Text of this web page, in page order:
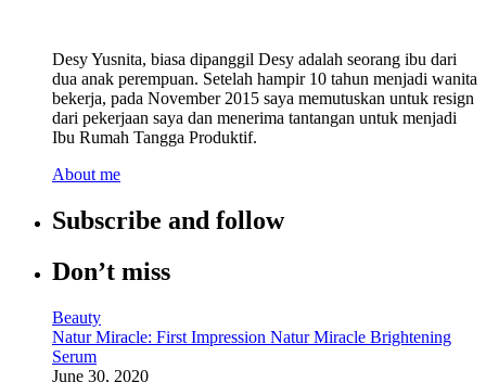
Desy Yusnita, biasa dipanggil Desy adalah seorang ibu dari
dua anak perempuan. Setelah hampir 10 tahun menjadi wanita
bekerja, pada November 2015 saya memutuskan untuk resign
dari pekerjaan saya dan menerima tantangan untuk menjadi
Ibu Rumah Tangga Produktif.
About me
Subscribe and follow
Don’t miss
Beauty
Natur Miracle: First Impression Natur Miracle Brightening
Serum
June 30, 2020